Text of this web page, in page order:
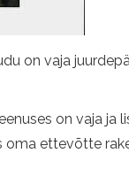
on vaja
on vaja ja
oma ettevõtte